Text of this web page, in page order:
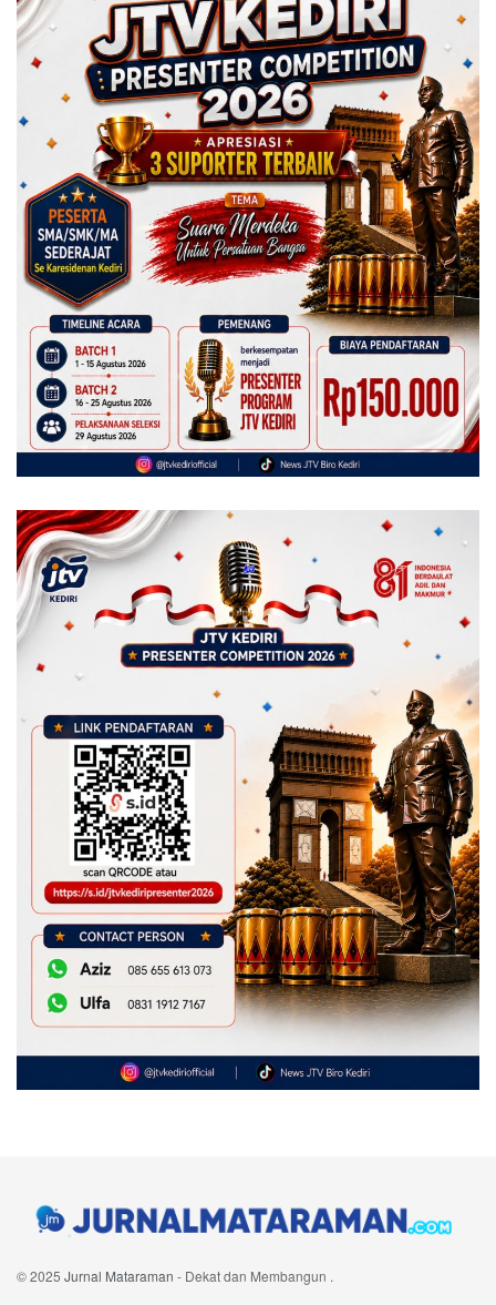
© 2025 Jurnal Mataraman - Dekat dan Membangun .